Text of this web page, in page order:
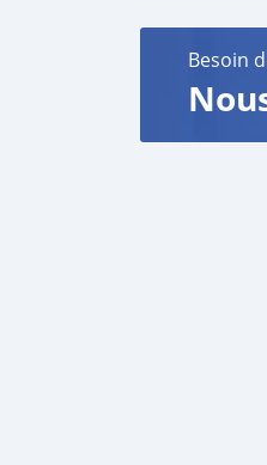
Besoin